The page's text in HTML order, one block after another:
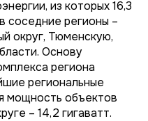
из которых 16,3
соседние регионы –
округ, Тюменскую,
Основу
региона
региональные
мощность объектов
– 14,2 гигаватт.